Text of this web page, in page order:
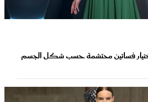
فساتين محتشمة حسب شكل الجسم